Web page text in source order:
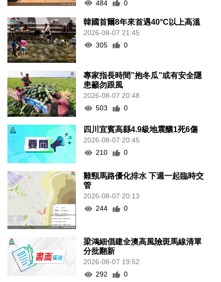
484 0
韓國首爾8年來首遇40°C以上高溫
2026-08-07 21:45
305
0
專家指長時間”抱冬瓜”或有安全隱
患籲勿跟風
2026-08-07 20:48
503
0
四川宜賓高縣4.9級地震釀1死6傷
2026-08-07 20:45
210
0
雞頸馬路優化排水 下週一起臨時交
管
2026-08-07 20:13
244
0
梁鴻細倡建全澳高風險斑馬線清單
分批翻新
2026-08-07 19:52
292
0